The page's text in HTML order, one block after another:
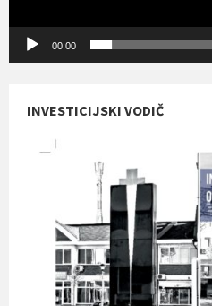
00:00
INVESTICIJSKI VODIČ